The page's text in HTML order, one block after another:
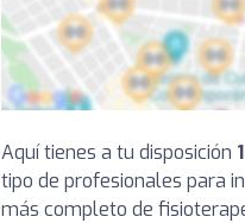
Aquí tienes a tu disposición
tipo de profesionales para
más completo de